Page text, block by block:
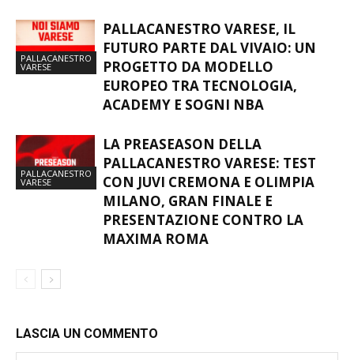
PALLACANESTRO
VARESE
PALLACANESTRO VARESE, IL
FUTURO PARTE DAL VIVAIO: UN
PROGETTO DA MODELLO
EUROPEO TRA TECNOLOGIA,
ACADEMY E SOGNI NBA
PALLACANESTRO
VARESE
LA PREASEASON DELLA
PALLACANESTRO VARESE: TEST
CON JUVI CREMONA E OLIMPIA
MILANO, GRAN FINALE E
PRESENTAZIONE CONTRO LA
MAXIMA ROMA
LASCIA UN COMMENTO